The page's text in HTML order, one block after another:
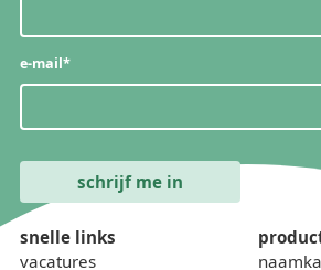
e-mail*
snelle links
vacatures